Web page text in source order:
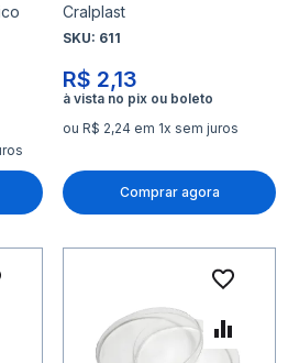
Cralplast
SKU: 611
R$ 2,13
ou R$ 2,24 em 1x sem juros
Comprar agora
à lista de
para Comparar